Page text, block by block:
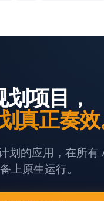
划项目，
真正奏效
划的应用，在所有
备上原生运行。